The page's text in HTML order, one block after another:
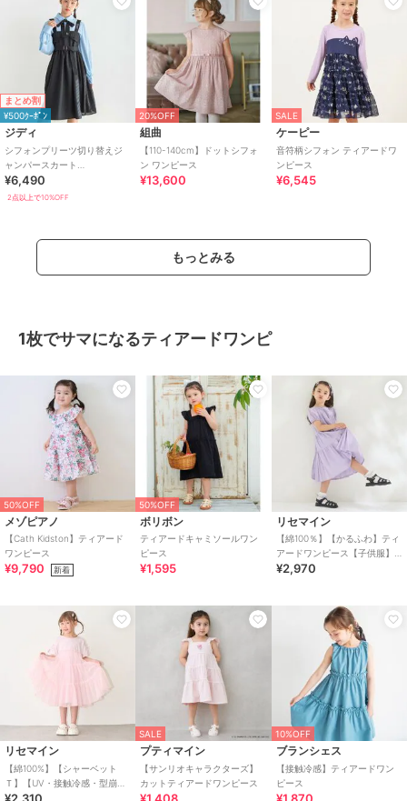
まとめ割
¥500ｸｰﾎﾟﾝ
ジディ
シフォンプリーツ切り替えジ
ャンパースカート
(130~160cm)
¥6,490
2点以上で10%OFF
20%OFF
組曲
【110-140cm】ドットシフォ
ン ワンピース
¥13,600
SALE
ケーピー
音符柄シフォン ティアードワ
ンピース
¥6,545
もっとみる
1枚でサマになるティアードワンピ
50%OFF
メゾピアノ
【Cath Kidston】ティアード
ワンピース
¥9,790 新着
50%OFF
ボリボン
ティアードキャミソールワン
ピース
¥1,595
リセマイン
【綿100％】【かるふわ】ティ
アードワンピース【子供服】
【キッズ】【女の子】
¥2,970
リセマイン
【綿100%】【シャーベット
Ｔ】【UV・接触冷感・型崩れ
しない】ティアードチュール
¥2,310
SALE
プティマイン
【サンリオキャラクターズ】
カットティアードワンピース
¥1,408
10%OFF
ブランシェス
【接触冷感】ティアードワン
ピース
¥1,870